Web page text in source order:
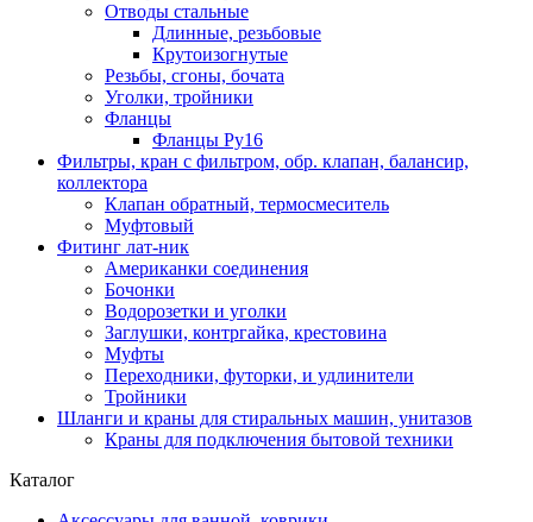
Отводы стальные
Длинные, резьбовые
Крутоизогнутые
Резьбы, сгоны, бочата
Уголки, тройники
Фланцы
Фланцы Ру16
Фильтры, кран с фильтром, обр. клапан, балансир,
коллектора
Клапан обратный, термосмеситель
Муфтовый
Фитинг лат-ник
Американки соединения
Бочонки
Водорозетки и уголки
Заглушки, контргайка, крестовина
Муфты
Переходники, футорки, и удлинители
Тройники
Шланги и краны для стиральных машин, унитазов
Краны для подключения бытовой техники
Каталог